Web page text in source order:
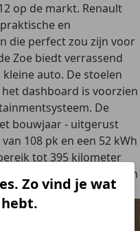
Zo vind je wat
op de markt. Renault
en
die perfect zou zijn voor
Zoe biedtverrassend
auto. De stoelen
dashboard is voorzien
De
bouwjaar - uitgerust
108 pk en een 52 kWh
tot 395 kilometer
kan de auto in 30 minuten